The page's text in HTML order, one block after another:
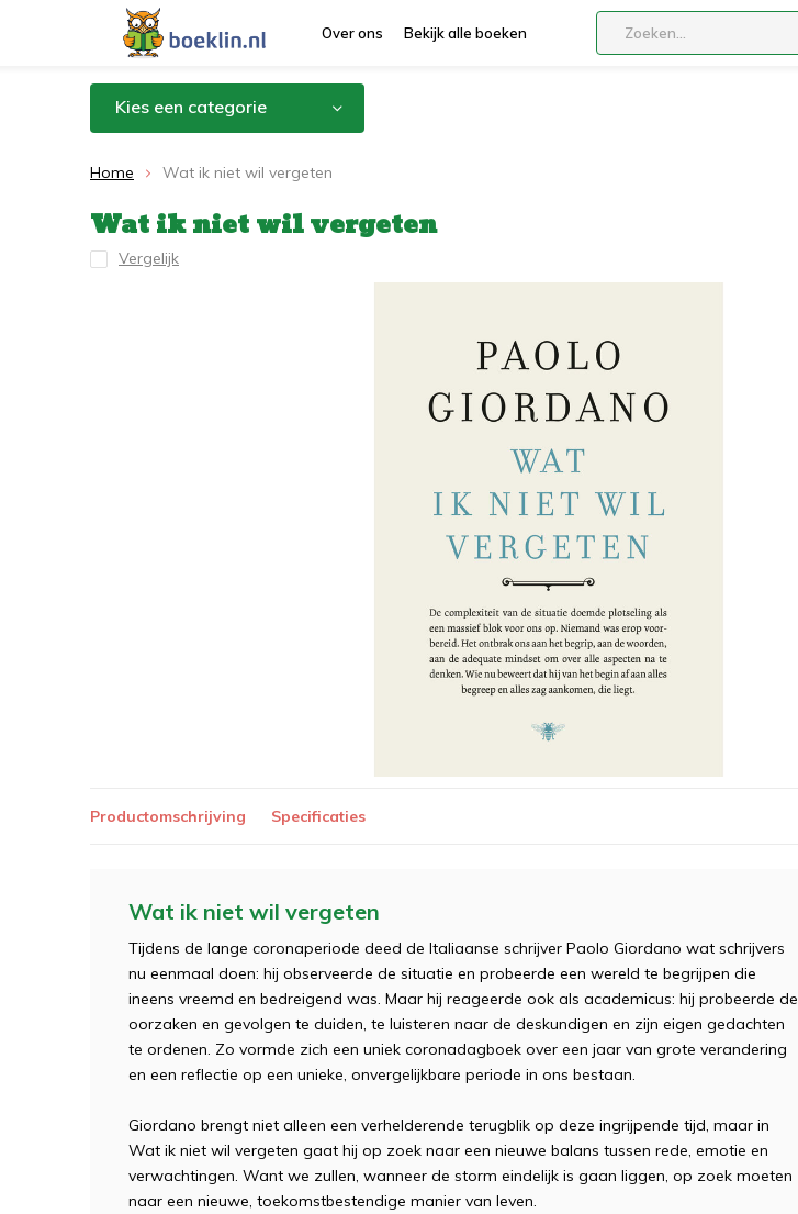
Over ons Bekijk alle boeken
Kies een categorie
Home Wat ik niet wil vergeten
Wat ik niet wil vergeten
Vergelijk
Productomschrijving Specificaties
Wat ik niet wil vergeten
Tijdens de lange coronaperiode deed de Italiaanse schrijver Paolo Giordano wat schrijvers
nu eenmaal doen: hij observeerde de situatie en probeerde een wereld te begrijpen die
ineens vreemd en bedreigend was. Maar hij reageerde ook als academicus: hij probeerde de
oorzaken en gevolgen te duiden, te luisteren naar de deskundigen en zijn eigen gedachten
te ordenen. Zo vormde zich een uniek coronadagboek over een jaar van grote verandering
en een reflectie op een unieke, onvergelijkbare periode in ons bestaan.
Giordano brengt niet alleen een verhelderende terugblik op deze ingrijpende tijd, maar in
Wat ik niet wil vergeten gaat hij op zoek naar een nieuwe balans tussen rede, emotie en
verwachtingen. Want we zullen, wanneer de storm eindelijk is gaan liggen, op zoek moeten
naar een nieuwe, toekomstbestendige manier van leven.